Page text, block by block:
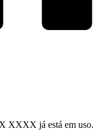
XXXX já está em uso.